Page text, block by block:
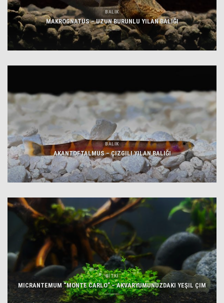
BALIK
MAKROGNATUS – UZUN BURUNLU YILAN BALIĞI
BALIK
AKANTOFTALMUS – ÇIZGILI YILAN BALIĞI
BİTKİ
MICRANTEMUM “MONTE CARLO” – AKVARYUMUNUZDAKI YEŞIL ÇIM